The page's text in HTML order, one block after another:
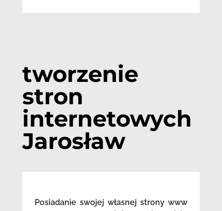
tworzenie
stron
internetowych
Jarosław
Posiadanie swojej własnej strony www